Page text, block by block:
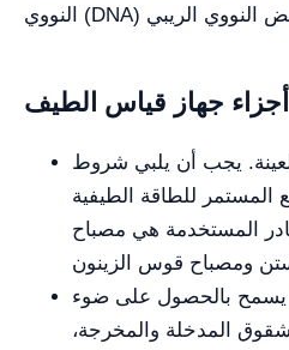
أجزاء جهاز قياس الطيف
يجب أن يلبي شروط
المستمر للطاقة الطيفية
المستخدمة هي مصباح
يسمح بالحصول على ضوء
المدخلة والمخرجة،